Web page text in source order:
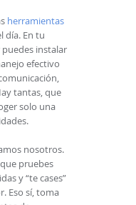
herramientas
día. En tu
instalar
efectivo
tantas, que
solo una
nosotros.
pruebes
y “te cases”
Eso sí, toma